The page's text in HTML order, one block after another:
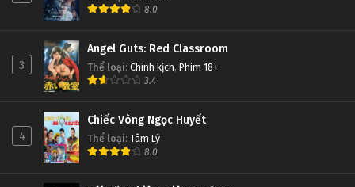
8.0
3
Angel Guts: Red Classroom
Thể loại: Chính kịch, Phim 18+
3.4
4
Chiếc Vòng Ngọc Huyết
Thể loại: Tâm Lý
8.0